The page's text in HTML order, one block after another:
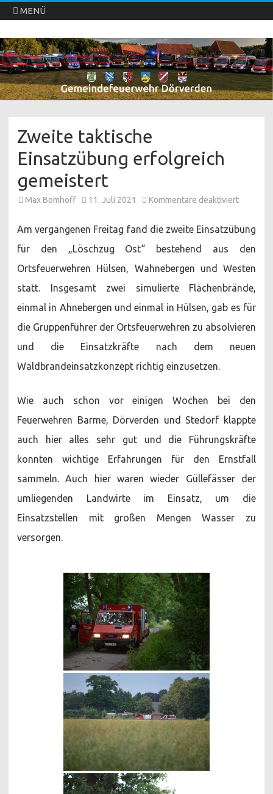
MENÜ
Freiwillige Feuerwehren Dörverden
Direkt
zum
Inhalt
springen
Zweite taktische
Einsatzübung erfolgreich
gemeistert
Max Bomhoff 11. Juli 2021 Kommentare deaktiviertfür
Am vergangenen Freitag fand die zweite Einsatzübung
für den „Löschzug Ost“ bestehend aus den
Ortsfeuerwehren Hülsen, Wahnebergen und Westen
statt. Insgesamt zwei simulierte Flächenbrände,
einmal in Ahnebergen und einmal in Hülsen, gab es für
die Gruppenführer der Ortsfeuerwehren zu absolvieren
und die Einsatzkräfte nach dem neuen
Waldbrandeinsatzkonzept richtig einzusetzen.
Wie auch schon vor einigen Wochen bei den
Feuerwehren Barme, Dörverden und Stedorf klappte
auch hier alles sehr gut und die Führungskräfte
konnten wichtige Erfahrungen für den Ernstfall
sammeln. Auch hier waren wieder Güllefässer der
umliegenden Landwirte im Einsatz, um die
Einsatzstellen mit großen Mengen Wasser zu
versorgen.